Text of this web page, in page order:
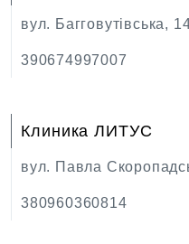
вул. Багговутівська,
390674997007
Клиника ЛИТУС
вул. Павла
380960360814